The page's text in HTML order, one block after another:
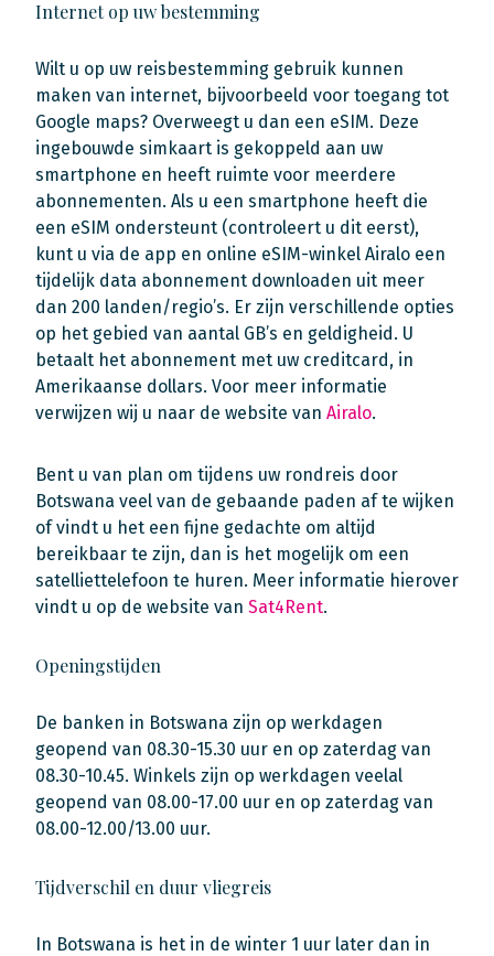
Internet op uw bestemming
Wilt u op uw reisbestemming gebruik kunnen
maken van internet, bijvoorbeeld voor toegang tot
Google maps? Overweegt u dan een eSIM. Deze
ingebouwde simkaart is gekoppeld aan uw
smartphone en heeft ruimte voor meerdere
abonnementen. Als u een smartphone heeft die
een eSIM ondersteunt (controleert u dit eerst),
kunt u via de app en online eSIM-winkel Airalo een
tijdelijk data abonnement downloaden uit meer
dan 200 landen/regio’s. Er zijn verschillende opties
op het gebied van aantal GB’s en geldigheid. U
betaalt het abonnement met uw creditcard, in
Amerikaanse dollars. Voor meer informatie
verwijzen wij u naar de website van Airalo.
Bent u van plan om tijdens uw rondreis door
Botswana veel van de gebaande paden af te wijken
of vindt u het een fijne gedachte om altijd
bereikbaar te zijn, dan is het mogelijk om een
satelliettelefoon te huren. Meer informatie hierover
vindt u op de website van Sat4Rent.
Openingstijden
De banken in Botswana zijn op werkdagen
geopend van 08.30-15.30 uur en op zaterdag van
08.30-10.45. Winkels zijn op werkdagen veelal
geopend van 08.00-17.00 uur en op zaterdag van
08.00-12.00/13.00 uur.
Tijdverschil en duur vliegreis
In Botswana is het in de winter 1 uur later dan in